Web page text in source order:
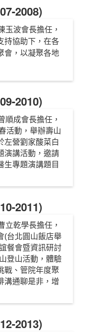
2008)
玉波會長擔任，
持協助下，在各
會，以凝聚各地
2010)
順成會長擔任，
活動，舉辦壽山
左營劉家酸菜白
演講活動，邀請
生專題演講題目
2011)
立乾學長擔任，
(台北圓山飯店舉
餐會暨資訊研討
登山活動，體驗
戰、管院年度聚
溝通聊是非，增
2013)